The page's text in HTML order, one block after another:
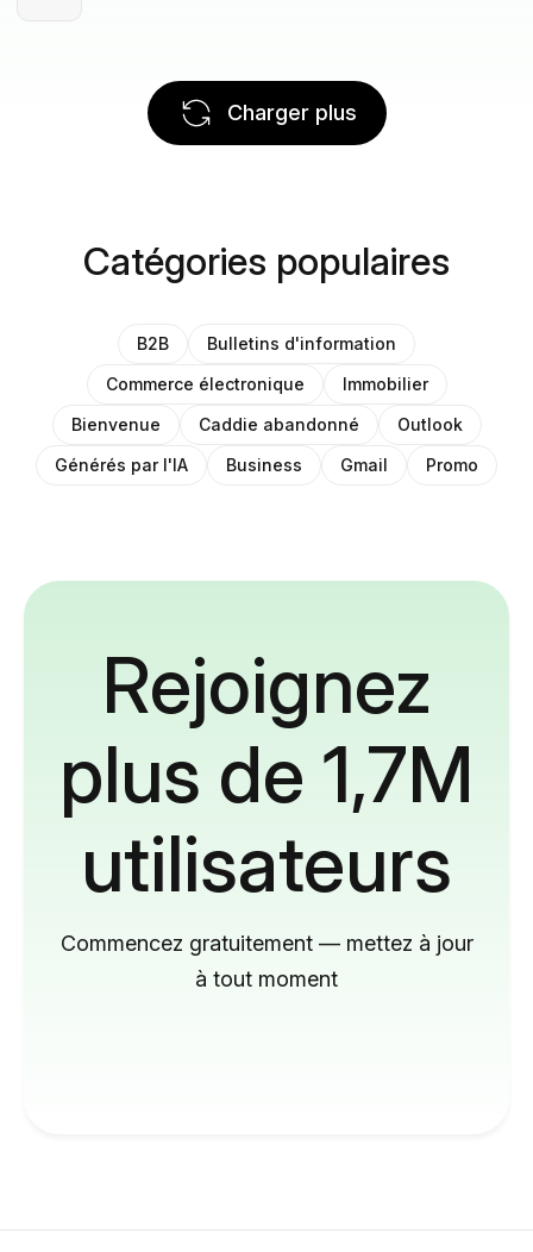
Charger plus
Catégories populaires
B2B
Bulletins d'information
Commerce électronique
Immobilier
Bienvenue
Caddie abandonné
Outlook
Générés par l'IA
Business Gmail Promo
Rejoignez
plus de 1,7M
utilisateurs
Commencez gratuitement — mettez à jour
à tout moment